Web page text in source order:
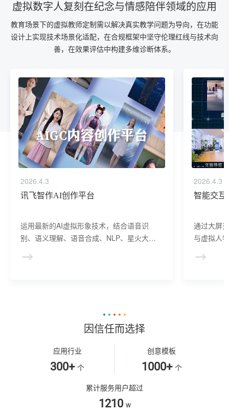
虚拟数字人复刻在纪念与情感陪伴领域的应用
教育场景下的虚拟教师定制需以解决真实教学问题为导向，在功能
设计上实现技术场景化适配，在合规框架中坚守伦理红线与技术向
善，在效果评估中构建多维诊断体系。
2026.4.3
讯飞智作AI创作平台
运用最新的AI虚拟形象技术，结合语音识
别、语义理解、语音合成、NLP、星火大模
建、AI驱动、多模态交互的多场景虚拟人产
2026.4.3
智能交互
通过大屏
与虚拟人
景，可广
因信任而选择
应用行业
300+ 个
创意模板
1000+ 个
累计服务用户超过
1210 w